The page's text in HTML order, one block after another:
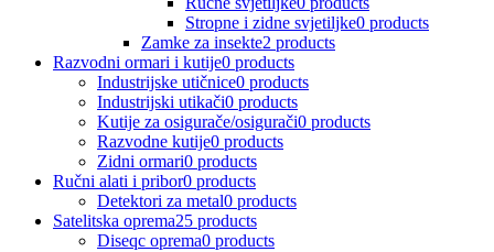
Stropne i zidne svjetiljke0 products
Zamke za insekte2 products
Razvodni ormari i kutije0 products
Industrijske utičnice0 products
Industrijski utikači0 products
Kutije za osigurače/osigurači0 products
Razvodne kutije0 products
Zidni ormari0 products
Ručni alati i pribor0 products
Detektori za metal0 products
Satelitska oprema25 products
Diseqc oprema0 products